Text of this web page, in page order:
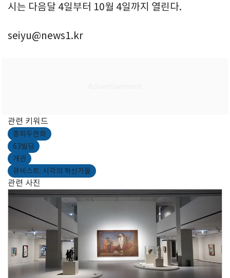
시는 다음달 4일부터 10월 4일까지 열린다.
seiyu@news1.kr
관련 키워드
퐁피두한화
63빌딩
개관
큐비스트: 시각의 혁신가들
관련 사진